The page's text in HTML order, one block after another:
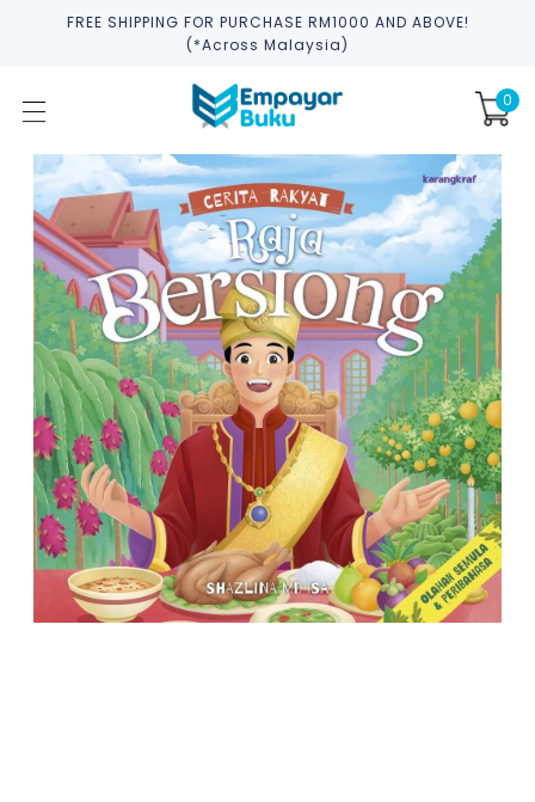
FREE SHIPPING FOR PURCHASE RM1000 AND ABOVE!
(*across Malaysia)
0